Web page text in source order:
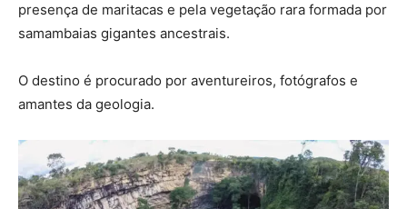
presença de maritacas e pela vegetação rara formada por
samambaias gigantes ancestrais.
O destino é procurado por aventureiros, fotógrafos e
amantes da geologia.